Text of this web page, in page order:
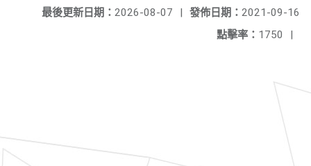
發佈日期： 2021-09-16
最後更新日期： 2026-08-07
|
點擊率： 1750 |